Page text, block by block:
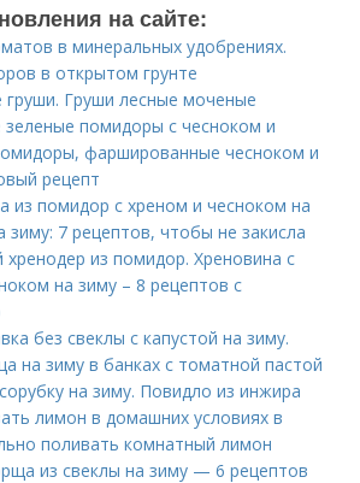
на сайте:
в минеральных удобрениях.
в открытом грунте
Груши лесные моченые
помидоры с чесноком и
фаршированные чесноком и
рецепт
из помидор с хреном и чесноком на
зиму: 7 рецептов, чтобы не закисла
хренодер из помидор. Хреновина с
на зиму – 8 рецептов с
без свеклы с капустой на зиму.
на зиму в банках с томатной пастой
на зиму. Повидло из инжира
лимон в домашних условиях в
поливать комнатный лимон
из свеклы на зиму — 6 рецептов